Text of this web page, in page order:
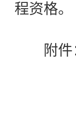
程资格。
附件